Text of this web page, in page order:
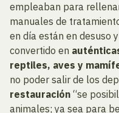
empleaban para
manuales de
en día están en desuso
convertido en
reptiles, aves y
no poder salir de los
restauración “se
animales; ya sea para